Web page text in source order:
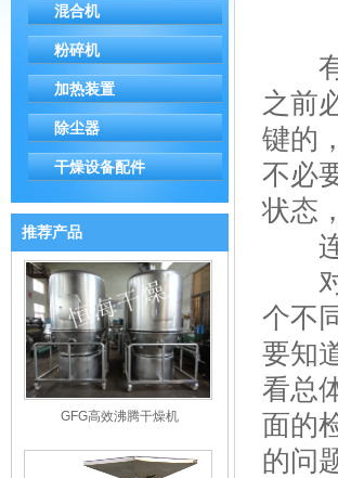
混合机
粉碎机
加热装置
除尘器
干燥设备配件
推荐产品
GFG高效沸腾干燥机
有
之前
键的
不必
状态
连
对
个不
要知
看总
面的
的问